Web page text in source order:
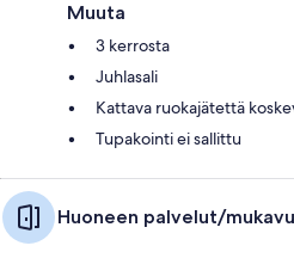
Muuta
3 kerrosta
Juhlasali
Kattava ruokajätettä
Tupakointi ei sallittu
Huoneen palvelut/